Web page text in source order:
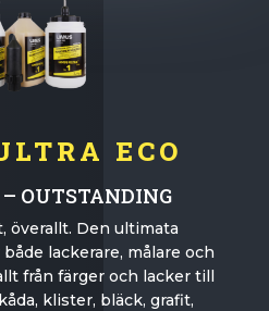
ECO
OUTSTANDING
överallt. Den ultimata
lackerare, målare och
från färger och lacker till
klister, bläck, grafit,